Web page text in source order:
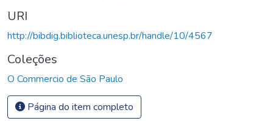
URI
http://bibdig.biblioteca.unesp.br/handle/10/4567
Coleções
O Commercio de São Paulo
Página do item completo